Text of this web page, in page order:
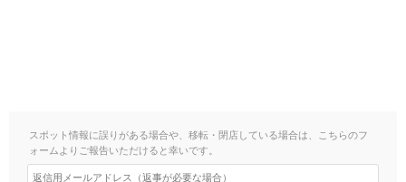
スポット情報に誤りがある場合や、移転・閉店している場合は、こちらのフ
ォームよりご報告いただけると幸いです。